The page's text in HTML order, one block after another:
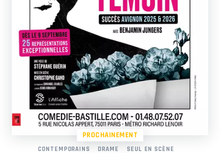
PROCHAINEMENT
CONTEMPORAINS DRAME
SEUL EN SCÈNE